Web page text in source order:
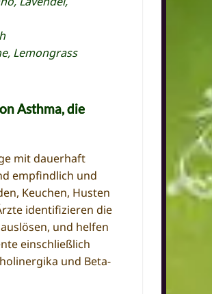
Lemongrass
Asthma, die
mit dauerhaft
empfindlich und
Keuchen, Husten
identifizieren die
und helfen
einschließlich
und Beta-